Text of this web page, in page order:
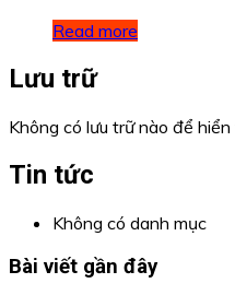
Read more
Lưu trữ
Không có lưu trữ nào để hiển
Tin tức
Không có danh mục
Bài viết gần đây